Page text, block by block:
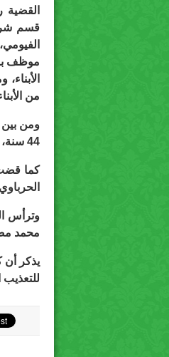
من
44 سنة، أعمال حرة، متزوج ولديه 3 أبناء، مقيم بأبوالمطامير.
الحرباوي، 10 سنوات، لكل منهم، وسعد
وترأس
محمد
للتعذيب